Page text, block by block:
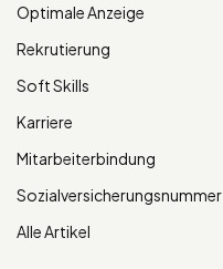
Optimale Anzeige
Rekrutierung
Soft Skills
Karriere
Mitarbeiterbindung
Sozialversicherungsnummer
Alle Artikel